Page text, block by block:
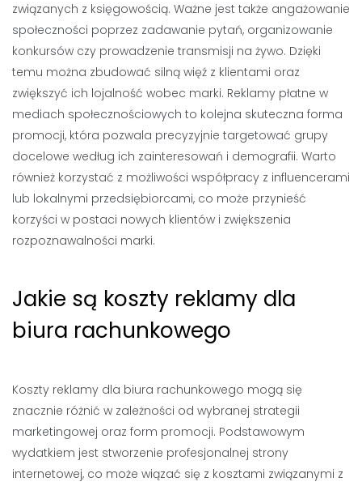
związanych z księgowością. Ważne jest także angażowanie
społeczności poprzez zadawanie pytań, organizowanie
konkursów czy prowadzenie transmisji na żywo. Dzięki
temu można zbudować silną więź z klientami oraz
zwiększyć ich lojalność wobec marki. Reklamy płatne w
mediach społecznościowych to kolejna skuteczna forma
promocji, która pozwala precyzyjnie targetować grupy
docelowe według ich zainteresowań i demografii. Warto
również korzystać z możliwości współpracy z influencerami
lub lokalnymi przedsiębiorcami, co może przynieść
korzyści w postaci nowych klientów i zwiększenia
rozpoznawalności marki.
Jakie są koszty reklamy dla
biura rachunkowego
Koszty reklamy dla biura rachunkowego mogą się
znacznie różnić w zależności od wybranej strategii
marketingowej oraz form promocji. Podstawowym
wydatkiem jest stworzenie profesjonalnej strony
internetowej, co może wiązać się z kosztami związanymi z